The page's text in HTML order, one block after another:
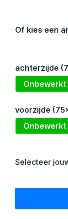
Goodiebags
Of kies een
achterzijde
Onbewerkt
voorzijde
Onbewerkt
Selecteer